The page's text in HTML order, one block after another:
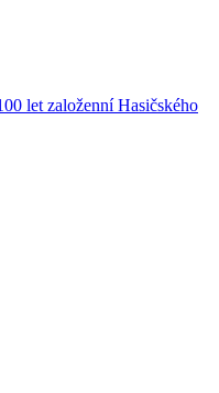
let založenní Hasičského